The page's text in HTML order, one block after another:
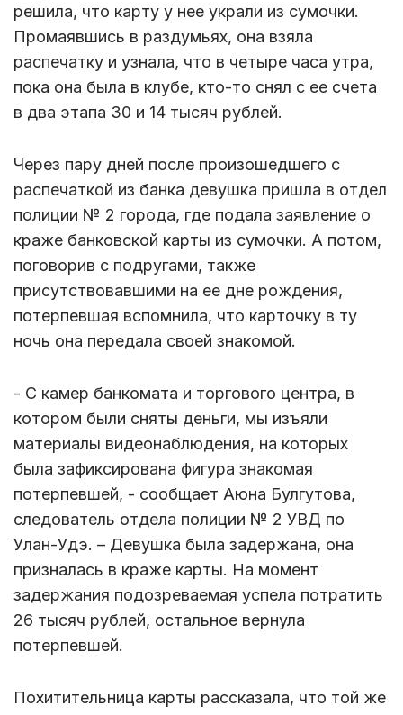
решила, что карту у нее украли из сумочки.
Промаявшись в раздумьях, она взяла
распечатку и узнала, что в четыре часа утра,
пока она была в клубе, кто-то снял с ее счета
в два этапа 30 и 14 тысяч рублей.
Через пару дней после произошедшего с
распечаткой из банка девушка пришла в отдел
полиции № 2 города, где подала заявление о
краже банковской карты из сумочки. А потом,
поговорив с подругами, также
присутствовавшими на ее дне рождения,
потерпевшая вспомнила, что карточку в ту
ночь она передала своей знакомой.
- С камер банкомата и торгового центра, в
котором были сняты деньги, мы изъяли
материалы видеонаблюдения, на которых
была зафиксирована фигура знакомая
потерпевшей, - сообщает Аюна Булгутова,
следователь отдела полиции № 2 УВД по
Улан-Удэ. – Девушка была задержана, она
призналась в краже карты. На момент
задержания подозреваемая успела потратить
26 тысяч рублей, остальное вернула
потерпевшей.
Похитительница карты рассказала, что той же